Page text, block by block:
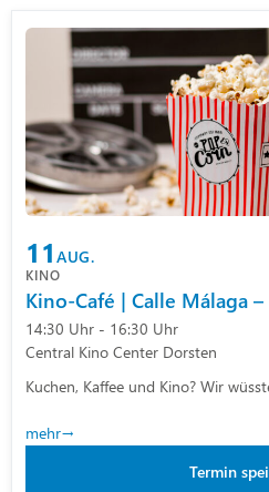
11 AUG.
KINO
Kino-Café | Calle Málaga
14:30 Uhr - 16:30 Uhr
Central Kino Center Dorsten
Kuchen, Kaffee und Kino? Wir
mehr
Termin